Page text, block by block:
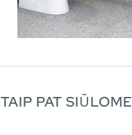
TAIP PAT SIŪLOME